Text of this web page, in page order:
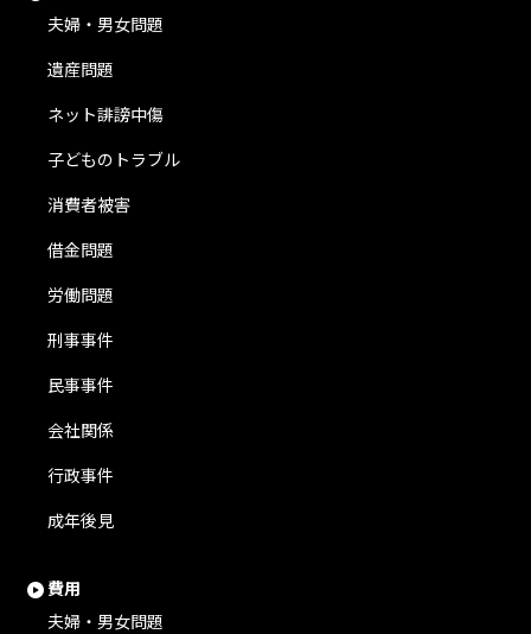
夫婦・男女問題
遺産問題
ネット誹謗中傷
子どものトラブル
消費者被害
借金問題
労働問題
刑事事件
民事事件
会社関係
行政事件
成年後見
費用
夫婦・男女問題